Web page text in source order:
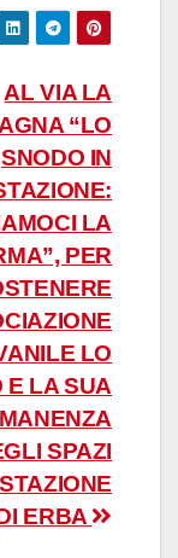
AL VIA LA
“LO
SNODO IN
LA
PER
LO
E LA SUA
SPAZI
ERBA